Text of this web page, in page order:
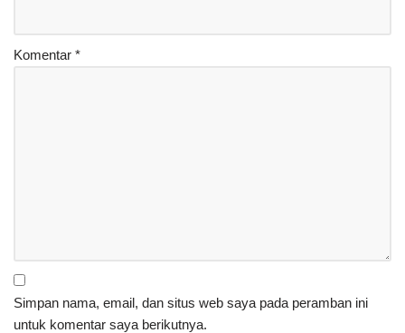
Komentar *
Simpan nama, email, dan situs web saya pada peramban ini
untuk komentar saya berikutnya.